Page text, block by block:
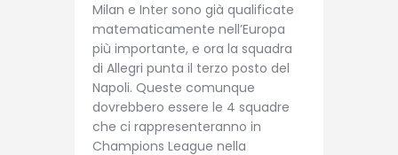
Milan e Inter sono già qualificate
matematicamente nell’Europa
più importante, e ora la squadra
di Allegri punta il terzo posto del
Napoli. Queste comunque
dovrebbero essere le 4 squadre
che ci rappresenteranno in
Champions League nella